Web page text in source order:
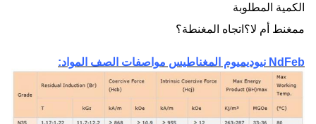
الكمية المطلوبة
ممغنط أم لا؟اتجاه المغنطة؟
NdFeb نيوديميوم المغناطيس مواصفات الصف المواد: